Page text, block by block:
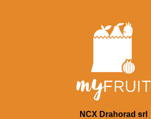
NCX Drahorad srl